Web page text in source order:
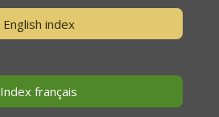
English index
Index français